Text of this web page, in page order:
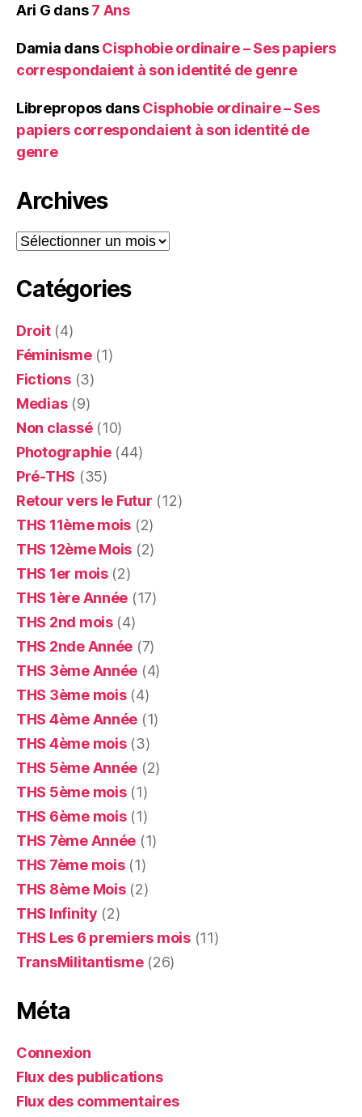
Ari G dans7 Ans
Damia dansCisphobie ordinaire – Ses papiers
correspondaient à son identité de genre
Librepropos dansCisphobie ordinaire – Ses
papiers correspondaient à son identité de
genre
Archives
Archives
Catégories
Droit(4)
Féminisme(1)
Fictions(3)
Medias(9)
Non classé(10)
Photographie(44)
Pré-THS (35)
Retour vers le Futur (12)
THS 11ème mois (2)
THS 12ème Mois (2)
THS 1er mois(2)
THS 1ère Année (17)
THS 2nd mois(4)
THS 2nde Année (7)
THS 3ème Année (4)
THS 3ème mois(4)
THS 4ème Année (1)
THS 4ème mois(3)
THS 5ème Année (2)
THS 5ème mois(1)
THS 6ème mois(1)
THS 7ème Année (1)
THS 7ème mois(1)
THS 8ème Mois(2)
THS Infinity (2)
THS Les 6 premiers mois(11)
TransMilitantisme(26)
Méta
Connexion
Flux des publications
Flux des commentaires